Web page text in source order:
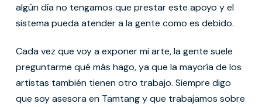
algún día no tengamos que prestar este apoyo y el
sistema pueda atender a la gente como es debido.
Cada vez que voy a exponer mi arte, la gente suele
preguntarme qué más hago, ya que la mayoría de los
artistas también tienen otro trabajo. Siempre digo
que soy asesora en Tamtang y que trabajamos sobre